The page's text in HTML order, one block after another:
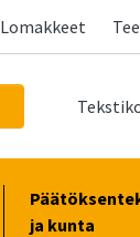
Lomakkeet
ja kunta